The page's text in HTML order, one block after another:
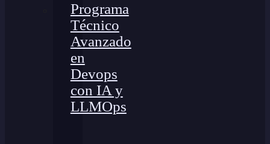
Programa
Técnico
Avanzado
en
Devops
con IA y
LLMOps